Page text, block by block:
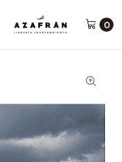
0
Andina Norte